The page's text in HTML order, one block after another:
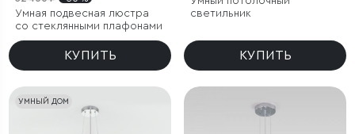
Умная подвесная люстра
со стеклянными плафонами
КУПИТЬ
светильник
КУПИТЬ
УМНЫЙ ДОМ